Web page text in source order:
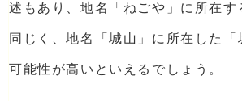
述もあり、地名「ねごや」に所在す
同じく、地名「城山」に所在した「
可能性が高いといえるでしょう。